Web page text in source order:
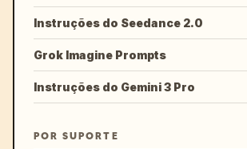
Instruções do Seedance 2.0
Grok Imagine Prompts
Instruções do Gemini 3 Pro
POR SUPORTE